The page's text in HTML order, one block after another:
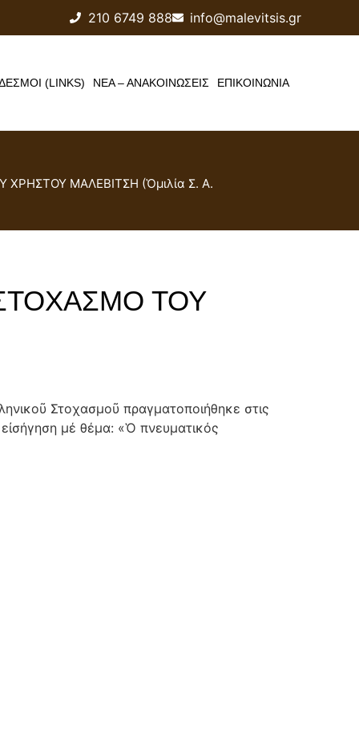
210 6749 888 info@malevitsis.gr
(LINKS) ΝΕΑ – ΑΝΑΚΟΙΝΩΣΕΙΣ ΕΠΙΚΟΙΝΩΝΙΑ
ΜΑΛΕΒΙΤΣΗ (Ὁμιλία Σ. Α.
ΤΟΥ
Στοχασμοῦ πραγματοποιήθηκε στις
μέ θέμα: «Ὁ πνευματικός